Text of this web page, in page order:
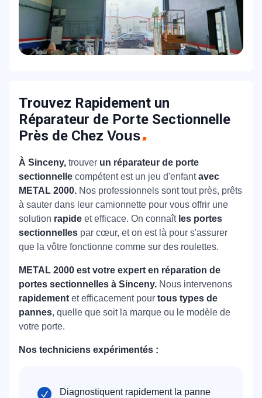
Trouvez Rapidement un
Réparateur de Porte Sectionnelle
Près de Chez Vous
À Sinceny, trouver un réparateur de porte
sectionnelle compétent est un jeu d'enfantavec
METAL 2000. Nos professionnels sont tout près, prêts
à sauter dans leur camionnette pour vous offrir une
solution rapide et efficace. On connaîtles portes
sectionnelles par cœur, et on est là pour s'assurer
que la vôtre fonctionne comme sur des roulettes.
METAL 2000 est votre expert en réparation de
portes sectionnelles à Sinceny. Nous intervenons
rapidement et efficacement pour tous types de
pannes, quelle que soit la marque ou le modèle de
votre porte.
Nos techniciens expérimentés :
Diagnostiquent rapidement la panne